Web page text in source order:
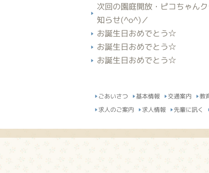
次回の園庭開放・ピコちゃん
知らせ(^o^)／
お誕生日おめでとう☆
お誕生日おめでとう☆
お誕生日おめでとう☆
ごあいさつ 基本情報 交通案内 教
求人のご案内 求人情報 先輩に訊く